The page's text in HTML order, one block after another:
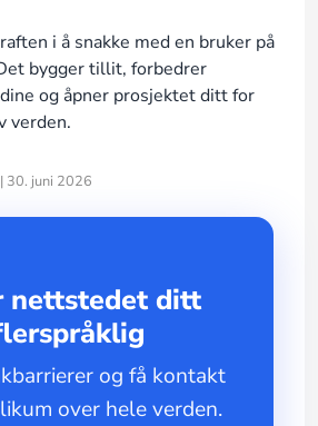
i å snakke med en bruker på
bygger tillit, forbedrer
og åpner prosjektet ditt for
verden.
30. juni 2026
nettstedet ditt
og få kontakt
over hele verden.